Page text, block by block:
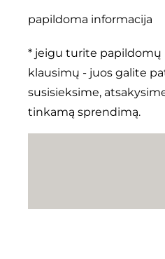
papildoma informacija
* jeigu turite papildomų
klausimų - juos galite
susisieksime,
tinkamą sprendimą.